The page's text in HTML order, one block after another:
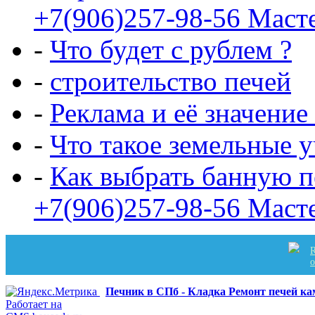
+7(906)257-98-56
- Что будет с рублем ?
- строительство печей
- Реклама и её
- Что такое земельные
- Как выбрать банную
+7(906)257-98-56
Печник в СПб - Кладка Ремонт печей
Работает на